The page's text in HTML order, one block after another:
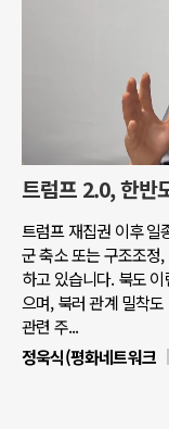
트럼프 2.0, 한반
트럼프 재집권 이후 일
군 축소 또는 구조조정
하고 있습니다. 북도
으며, 북러 관계 밀착
관련 주...
정욱식(평화네트워크